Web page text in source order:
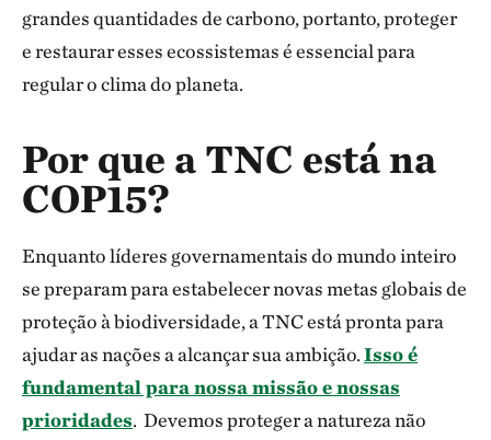
grandes quantidades de carbono, portanto, proteger
e restaurar esses ecossistemas é essencial para
regular o clima do planeta.
Por que a TNC está na
COP15?
Enquanto líderes governamentais do mundo inteiro
se preparam para estabelecer novas metas globais de
proteção à biodiversidade, a TNC está pronta para
ajudar as nações a alcançar sua ambição.Isso é
fundamental para nossa missão e nossas
prioridades. Devemos proteger a natureza não